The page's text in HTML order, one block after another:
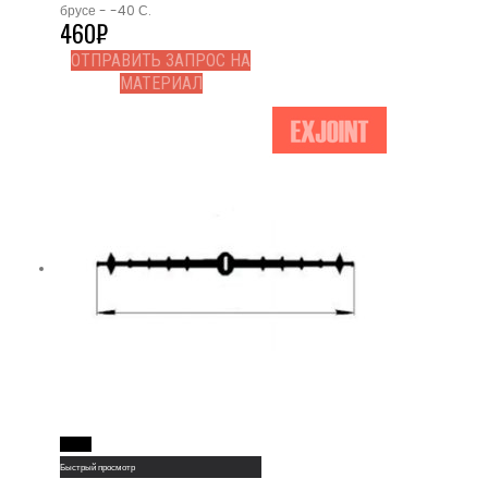
брусе - -40 С.
460₽
ОТПРАВИТЬ ЗАПРОС НА
МАТЕРИАЛ
Быстрый просмотр